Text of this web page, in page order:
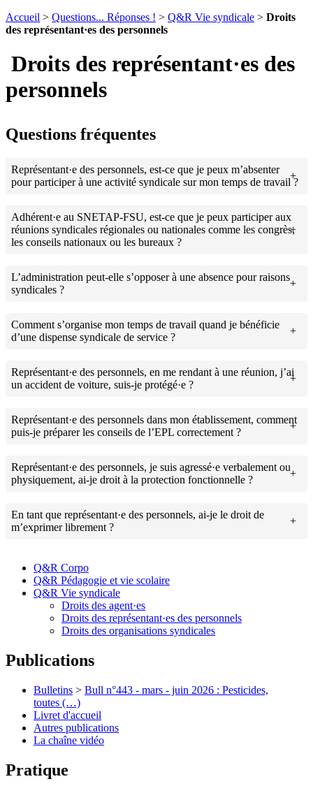
Accueil > Questions... Réponses ! > Q&R Vie syndicale > Droits
des représentant·es des personnels
Droits des représentant·es des
personnels
Questions fréquentes
Représentant·e des personnels, est-ce que je peux m’absenter
pour participer à une activité syndicale sur mon temps de travail ?
Adhérent·e au SNETAP-FSU, est-ce que je peux participer aux
réunions syndicales régionales ou nationales comme les congrès,
les conseils nationaux ou les bureaux ?
L’administration peut-elle s’opposer à une absence pour raisons
syndicales ?
Comment s’organise mon temps de travail quand je bénéficie
d’une dispense syndicale de service ?
Représentant·e des personnels, en me rendant à une réunion, j’ai
un accident de voiture, suis-je protégé·e ?
Représentant·e des personnels dans mon établissement, comment
puis-je préparer les conseils de l’EPL correctement ?
Représentant·e des personnels, je suis agressé·e verbalement ou
physiquement, ai-je droit à la protection fonctionnelle ?
En tant que représentant·e des personnels, ai-je le droit de
m’exprimer librement ?
Q&R Corpo
Q&R Pédagogie et vie scolaire
Q&R Vie syndicale
Droits des agent·es
Droits des représentant·es des personnels
Droits des organisations syndicales
Publications
Bulletins > Bull n°443 - mars - juin 2026 : Pesticides,
toutes (…)
Livret d'accueil
Autres publications
La chaîne vidéo
Pratique